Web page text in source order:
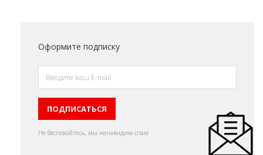
Оформите подписку
Не беспокойтесь, мы ненавидим спам